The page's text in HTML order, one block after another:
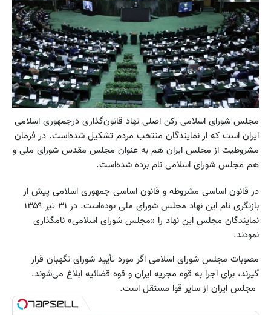
مجلس شورای اسلامی رکن اصلی نهاد قانون‌گذاری درجمهوری اسلامی
ایران است که از نمایندگان منتخب مردم تشکیل شده‌است. در فرمان
مشروطیت از مجلس ایران هم به عنوان مجلس مقدس شورای ملی و
هم مجلس شورای اسلامی نام برده شده‌است.
در قانون اساسی مشروطه و قانون اساسی جمهوری اسلامی پیش از
بازنگری نام این نهاد مجلس شورای ملی بوده‌است. در ۳۱ تیر ۱۳۵۹
نمایندگان مجلس این نهاد را «مجلس شورای اسلامی» نامگذاری
نمودند.
مصوبات مجلس شورای اسلامی اگر مورد تأیید شورای نگهبان قرار
گیرند، برای اجرا به قوه مجریه ایران و قوه قضائیه ابلاغ می‌شوند.
مجلس ایران از سایر قوا مستقل است.